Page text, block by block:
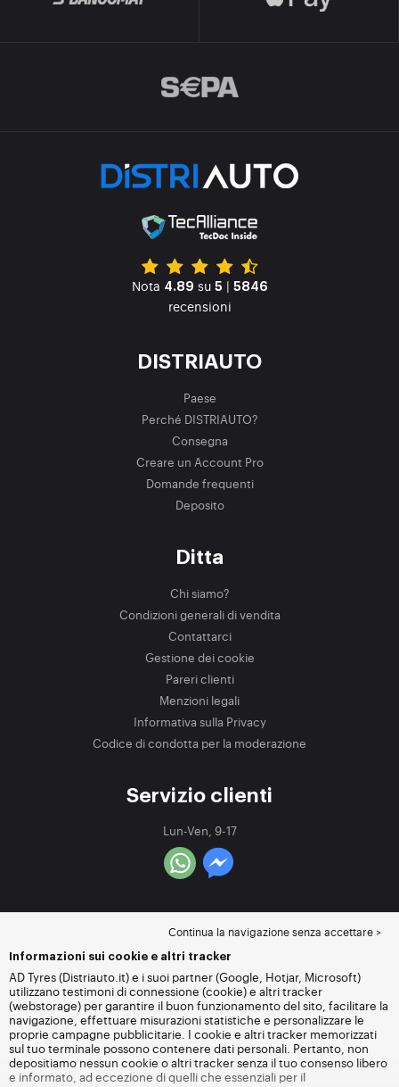
Nota 4.89 su 5 | 5846
recensioni
DISTRIAUTO
Paese
Perché DISTRIAUTO?
Consegna
Creare un Account Pro
Domande frequenti
Deposito
Ditta
Chi siamo?
Condizioni generali di vendita
Contattarci
Gestione dei cookie
Pareri clienti
Menzioni legali
Informativa sulla Privacy
Codice di condotta per la moderazione
Servizio clienti
Lun-Ven, 9-17
Continua la navigazione senza accettare >
Informazioni sui cookie e altri tracker
AD Tyres (Distriauto.it) e i suoi partner (Google, Hotjar, Microsoft)
utilizzano testimoni di connessione (cookie) e altri tracker
(webstorage) per garantire il buon funzionamento del sito, facilitare la
navigazione, effettuare misurazioni statistiche e personalizzare le
proprie campagne pubblicitarie. I cookie e altri tracker memorizzati
sul tuo terminale possono contenere dati personali. Pertanto, non
depositiamo nessun cookie o altri tracker senza il tuo consenso libero
e informato, ad eccezione di quelli che essenziali per il